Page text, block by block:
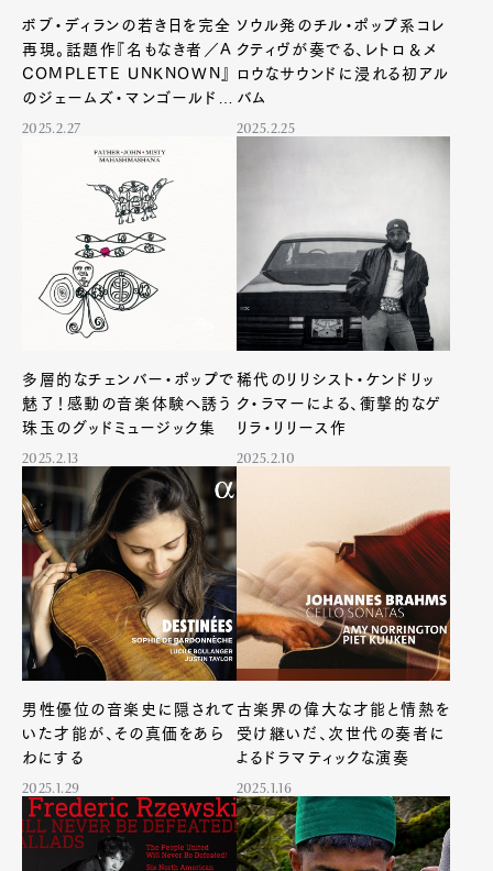
ボブ・ディランの若き日を完全
再現。話題作『名もなき者／A
COMPLETE UNKNOWN』
のジェームズ・マンゴールド監
督に直撃インタビュー
2025.2.27
ソウル発のチル・ポップ系コレ
クティヴが奏でる、レトロ＆メ
ロウなサウンドに浸れる初アル
バム
2025.2.25
多層的なチェンバー・ポップで
魅了！感動の音楽体験へ誘う
珠玉のグッドミュージック集
2025.2.13
稀代のリリシスト・ケンドリッ
ク・ラマーによる、衝撃的なゲ
リラ・リリース作
2025.2.10
男性優位の音楽史に隠されて
いた才能が、その真価をあら
わにする
2025.1.29
古楽界の偉大な才能と情熱を
受け継いだ、次世代の奏者に
よるドラマティックな演奏
2025.1.16